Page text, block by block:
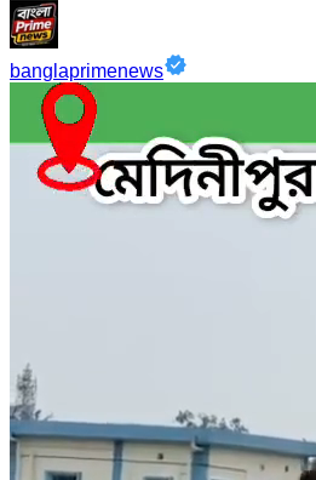
banglaprimenews